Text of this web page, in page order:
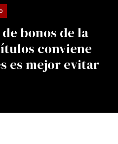
bonos de la
conviene
es mejor evitar